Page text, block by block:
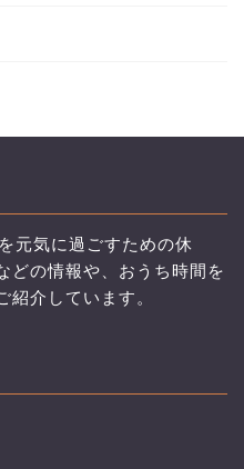
元気に過ごすための休
どの情報や、おうち時間を
紹介しています。